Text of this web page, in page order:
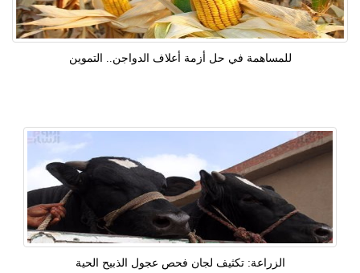
للمساهمة في حل أزمة أعلاف الدواجن.. التموين
الزراعة: تكثيف لجان فحص عجول الذبيح الحية